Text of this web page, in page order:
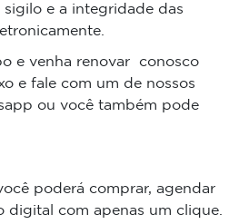
e a integridade das
e venha renovar conosco
e fale com um de nossos
ou você também pode
poderá comprar, agendar
digital com apenas um clique.